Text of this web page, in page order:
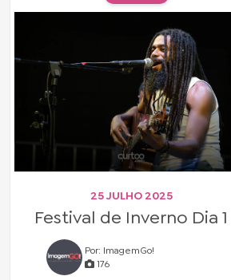
25 JULHO 2025
Festival de Inverno Dia 1
Por: ImagemGo!
176